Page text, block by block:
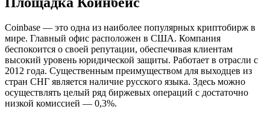
Coinbase — это одна из наиболее популярных криптобирж в
мире. Главный офис расположен в США. Компания
беспокоится о своей репутации, обеспечивая клиентам
высокий уровень юридической защиты. Работает в отрасли с
2012 года. Существенным преимуществом для выходцев из
стран СНГ является наличие русского языка. Здесь можно
осуществлять целый ряд биржевых операций с достаточно
низкой комиссией — 0,3%.